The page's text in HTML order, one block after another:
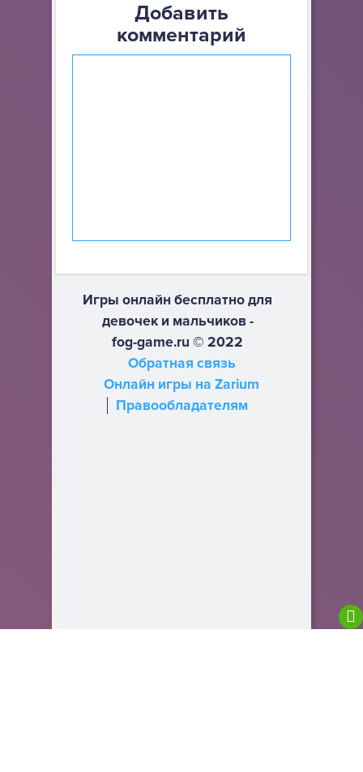
Добавить
комментарий
Игры онлайн бесплатно для
девочек и мальчиков -
fog-game.ru © 2022
Обратная связь
Онлайн игры на Zarium
Правообладателям